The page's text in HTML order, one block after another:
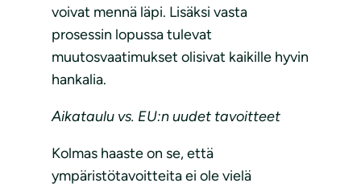
voivat mennä läpi. Lisäksi vasta
prosessin lopussa tulevat
muutosvaatimukset olisivat kaikille hyvin
hankalia.
Aikataulu vs. EU:n uudet tavoitteet
Kolmas haaste on se, että
ympäristötavoitteita ei ole vielä